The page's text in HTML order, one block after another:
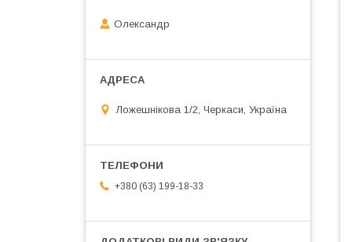
Олександр
Ложешнікова 1/2, Черкаси, Україна
+380 (63) 199-18-33